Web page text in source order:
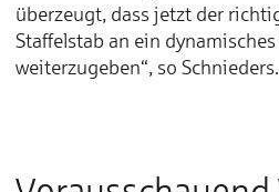
überzeugt, dass jetzt der
Staffelstab an ein
weiterzugeben“, so Schnieders.